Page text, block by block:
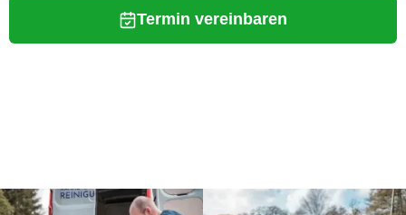
Termin vereinbaren